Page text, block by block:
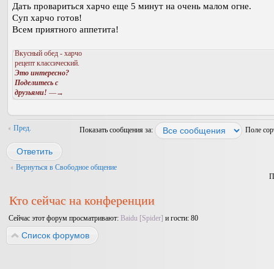
Дать провариться харчо еще 5 минут на очень малом огне.
Суп харчо готов!
Всем приятного аппетита!
Вкусный обед - харчо
рецепт классический.
Это интересно?
Поделитесь с
друзьями! —→
Пред. Показать сообщения за: Поле
Ответить
Вернуться в Свободное общение
Кто сейчас на конференции
Сейчас этот форум просматривают: Baidu [Spider] и гости: 80
Список форумов